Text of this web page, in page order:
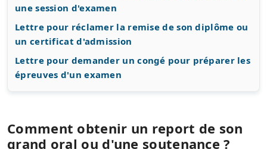
une session d'examen
Lettre pour réclamer la remise de son diplôme ou
un certificat d'admission
Lettre pour demander un congé pour préparer les
épreuves d'un examen
Comment obtenir un report de son
grand oral ou d'une soutenance ?